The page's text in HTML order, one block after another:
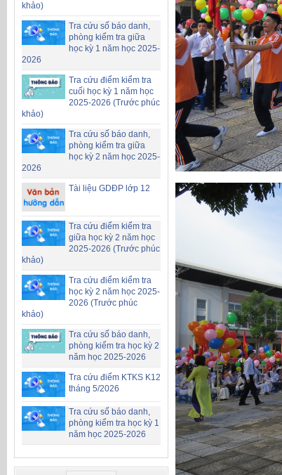
khảo)
Tra cứu số báo danh,
phòng kiểm tra giữa
học kỳ 1 năm học 2025-
2026
Tra cứu điểm kiểm tra
cuối học kỳ 1 năm học
2025-2026 (Trước phúc
khảo)
Tra cứu số báo danh,
phòng kiểm tra giữa
học kỳ 2 năm học 2025-
2026
Tài liệu GDĐP lớp 12
Tra cứu điểm kiểm tra
giữa học kỳ 2 năm học
2025-2026 (Trước phúc
khảo)
Tra cứu điểm kiểm tra
học kỳ 2 năm học 2025-
2026 (Trước phúc
khảo)
Tra cứu số báo danh,
phòng kiểm tra học kỳ 2
năm học 2025-2026
Tra cứu điểm KTKS K12
tháng 5/2026
Tra cứu số báo danh,
phòng kiểm tra học kỳ 1
năm học 2025-2026